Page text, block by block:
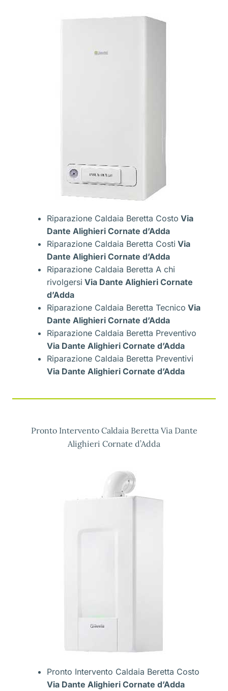
Riparazione Caldaia Beretta Costo Via
Dante Alighieri Cornate d’Adda
Riparazione Caldaia Beretta Costi Via
Dante Alighieri Cornate d’Adda
Riparazione Caldaia Beretta A chi
rivolgersi Via Dante Alighieri Cornate
d’Adda
Riparazione Caldaia Beretta Tecnico Via
Dante Alighieri Cornate d’Adda
Riparazione Caldaia Beretta Preventivo
Via Dante Alighieri Cornate d’Adda
Riparazione Caldaia Beretta Preventivi
Via Dante Alighieri Cornate d’Adda
Pronto Intervento Caldaia Beretta Via Dante
Alighieri Cornate d’Adda
Pronto Intervento Caldaia Beretta Costo
Via Dante Alighieri Cornate d’Adda